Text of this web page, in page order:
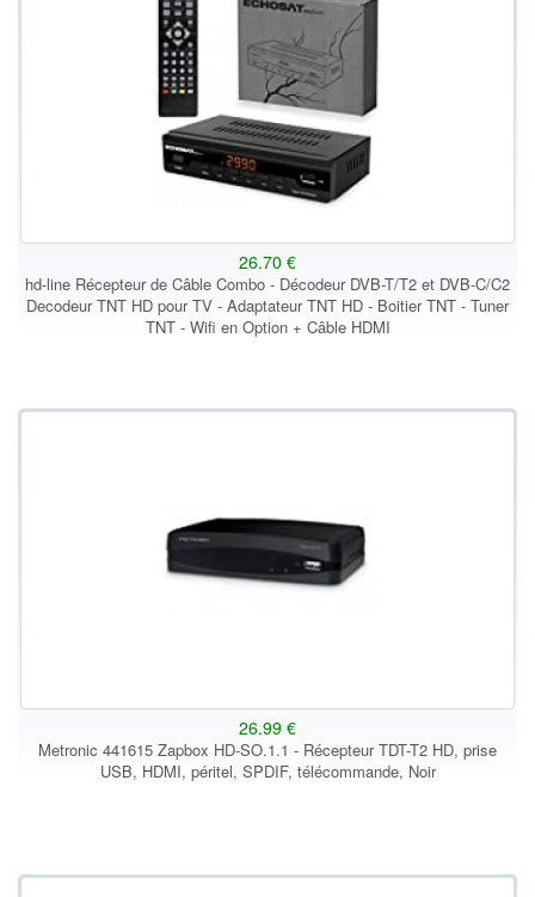
26.70 €
hd-line Récepteur de Câble Combo - Décodeur DVB-T/T2 et DVB-C/C2
Decodeur TNT HD pour TV - Adaptateur TNT HD - Boitier TNT - Tuner
TNT - Wifi en Option + Câble HDMI
26.99 €
Metronic 441615 Zapbox HD-SO.1.1 - Récepteur TDT-T2 HD, prise
USB, HDMI, péritel, SPDIF, télécommande, Noir